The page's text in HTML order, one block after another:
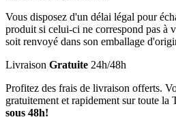
Vous disposez d'un délai légal pour
produit si celui-ci ne correspond pas à
soit renvoyé dans son emballage
Livraison Gratuite 24h/48h
Profitez des frais de livraison offerts.
gratuitement et rapidement sur toute la
sous 48h!